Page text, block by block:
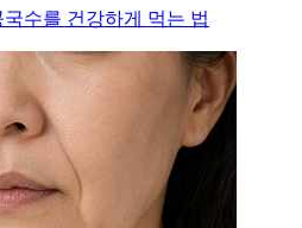
국수를 건강하게 먹는 법